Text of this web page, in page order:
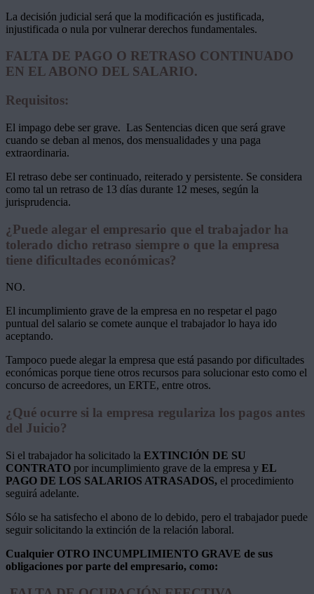
La decisión judicial será que la modificación es justificada,
injustificada o nula por vulnerar derechos fundamentales.
FALTA DE PAGO O RETRASO CONTINUADO
EN EL ABONO DEL SALARIO.
Requisitos:
El impago debe ser grave. Las Sentencias dicen que será grave
cuando se deban al menos, dos mensualidades y una paga
extraordinaria.
El retraso debe ser continuado, reiterado y persistente. Se considera
como tal un retraso de 13 días durante 12 meses, según la
jurisprudencia.
¿Puede alegar el empresario que el trabajador ha
tolerado dicho retraso siempre o que la empresa
tiene dificultades económicas?
NO.
El incumplimiento grave de la empresa en no respetar el pago
puntual del salario se comete aunque el trabajador lo haya ido
aceptando.
Tampoco puede alegar la empresa que está pasando por dificultades
económicas porque tiene otros recursos para solucionar esto como el
concurso de acreedores, un ERTE, entre otros.
¿Qué ocurre si la empresa regulariza los pagos antes
del Juicio?
Si el trabajador ha solicitado la EXTINCIÓN DE SU
CONTRATO por incumplimiento grave de la empresa y EL
PAGO DE LOS SALARIOS ATRASADOS, el procedimiento
seguirá adelante.
Sólo se ha satisfecho el abono de lo debido, pero el trabajador puede
seguir solicitando la extinción de la relación laboral.
Cualquier OTRO INCUMPLIMIENTO GRAVE de sus
obligaciones por parte del empresario, como: